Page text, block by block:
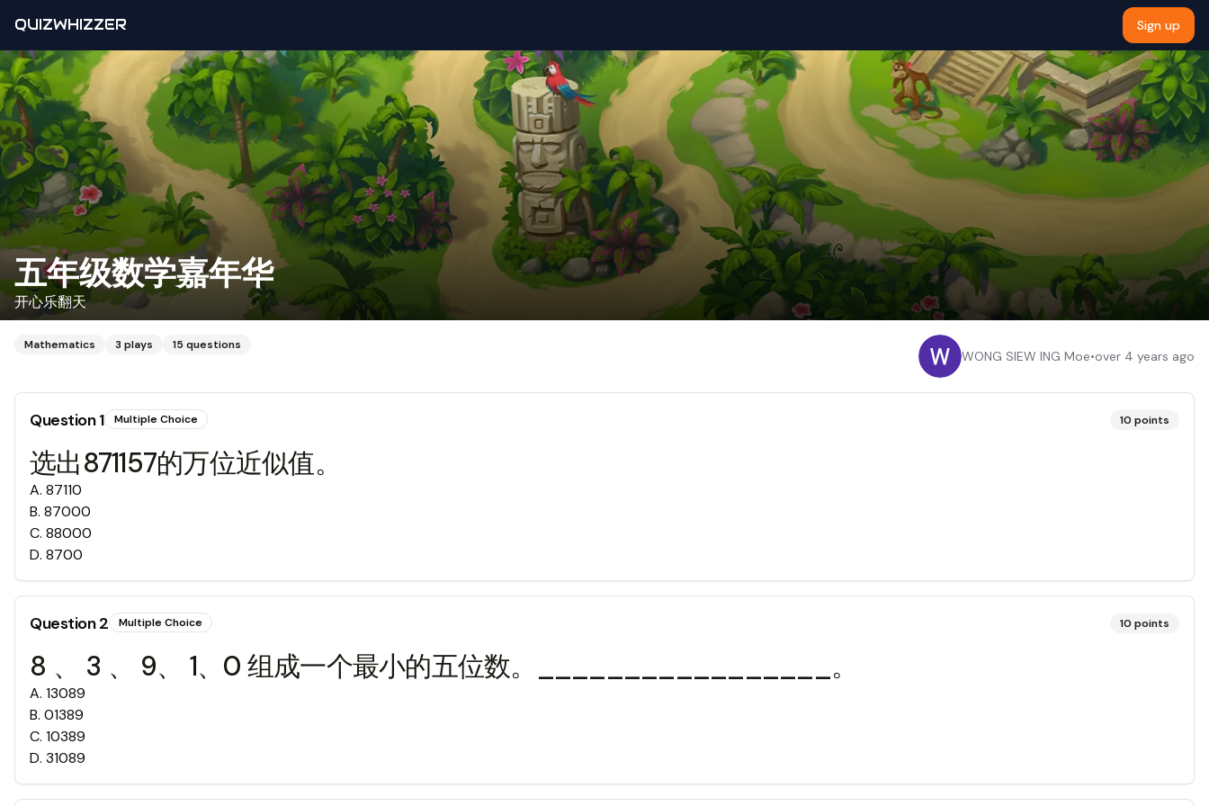
QUIZWHIZZER Sign up
五年级数学嘉年华
开心乐翻天
Mathematics 3 plays 15 questions
WONG SIEW ING Moe•over 4 years ago
Question1 Multiple Choice 10 points
选出871157的万位近似值。
A. 87110
B. 87000
C. 88000
D. 8700
Question2 Multiple Choice 10 points
8 、 3 、 9、 1、0 组成一个最小的五位数。_________________。
A. 13089
B. 01389
C. 10389
D. 31089